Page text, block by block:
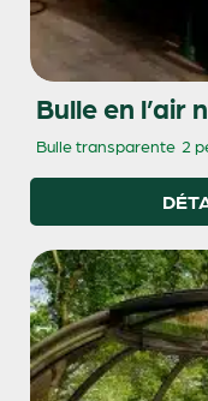
Bulle en l’air
Bulle transparente 2